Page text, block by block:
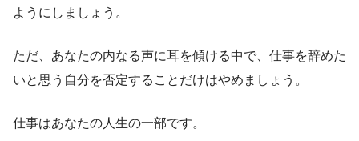
ようにしましょう。
ただ、あなたの内なる声に耳を傾ける中で、仕事を辞めた
いと思う自分を否定することだけはやめましょう。
仕事はあなたの人生の一部です。